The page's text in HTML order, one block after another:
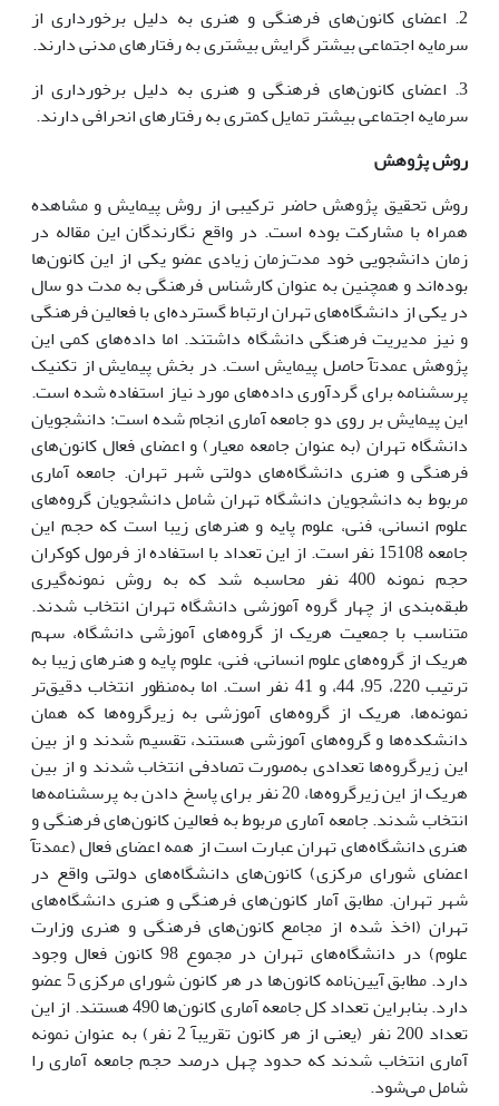
2. اعضای کانون‌های فرهنگی و هنری به دلیل برخورداری از
سرمایه اجتماعی بیشتر گرایش بیشتری به رفتارهای مدنی دارند.
3. اعضای کانون‌های فرهنگی و هنری به دلیل برخورداری از
سرمایه اجتماعی بیشتر تمایل کمتری به رفتارهای انحرافی دارند.
روش پژوهش
روش تحقیق پژوهش حاضر ترکیبی از روش پیمایش و مشاهده
همراه با مشارکت بوده است. در واقع نگارندگان این مقاله در
زمان دانشجویی خود مدت‌زمان زیادی عضو یکی از این کانون‌ها
بوده‌اند و همچنین به عنوان کارشناس فرهنگی به مدت دو سال
در یکی از دانشگاه‌های تهران ارتباط گسترده‌ای با فعالین فرهنگی
و نیز مدیریت فرهنگی دانشگاه داشتند. اما داده‌های کمی این
پژوهش عمدتآ حاصل پیمایش است. در بخش پیمایش از تکنیک
پرسشنامه برای گردآوری داده‌های مورد نیاز استفاده شده است.
این پیمایش بر روی دو جامعه آماری انجام شده است: دانشجویان
دانشگاه تهران (به عنوان جامعه معیار) و اعضای فعال کانون‌های
فرهنگی و هنری دانشگاه‌های دولتی شهر تهران. جامعه آماری
مربوط به دانشجویان دانشگاه تهران شامل دانشجویان گروه‌های
علوم انسانی، فنی، علوم پایه و هنرهای زیبا است که حجم این
جامعه 15108 نفر است. از این تعداد با استفاده از فرمول کوکران
حجم نمونه 400 نفر محاسبه شد که به روش نمونه‌گیری
طبقه‌بندی از چهار گروه آموزشی دانشگاه تهران انتخاب شدند.
متناسب با جمعیت هریک از گروه‌های آموزشی دانشگاه، سهم
هریک از گروه‌های علوم انسانی، فنی، علوم پایه و هنرهای زیبا به
ترتیب 220، 95، 44، و 41 نفر است. اما به‌منظور انتخاب دقیق‌تر
نمونه‌ها، هریک از گروه‌های آموزشی به زیرگروه‌ها که همان
دانشکده‌ها و گروه‌های آموزشی هستند، تقسیم شدند و از بین
این زیرگروه‌ها تعدادی به‌صورت تصادفی انتخاب شدند و از بین
هریک از این زیرگروه‌ها، 20 نفر برای پاسخ دادن به پرسشنامه‌ها
انتخاب شدند. جامعه آماری مربوط به فعالین کانون‌های فرهنگی و
هنری دانشگاه‌های تهران عبارت است از همه اعضای فعال (عمدتآ
اعضای شورای مرکزی) کانون‌های دانشگاه‌های دولتی واقع در
شهر تهران. مطابق آمار کانون‌های فرهنگی و هنری دانشگاه‌های
تهران (اخذ شده از مجامع کانون‌های فرهنگی و هنری وزارت
علوم) در دانشگاه‌های تهران در مجموع 98 کانون فعال وجود
دارد. مطابق آیین‌نامه کانون‌ها در هر کانون شورای مرکزی 5 عضو
دارد. بنابراین تعداد کل جامعه آماری کانون‌ها 490 هستند. از این
تعداد 200 نفر (یعنی از هر کانون تقریبآ 2 نفر) به عنوان نمونه
آماری انتخاب شدند که حدود چهل درصد حجم جامعه آماری را
شامل می‌شود.